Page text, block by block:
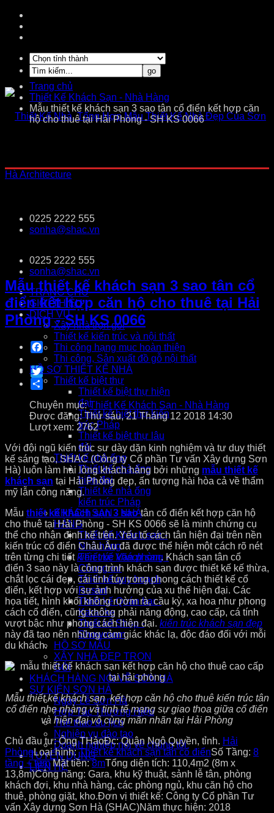
0225 2222 555
sonha@shac.vn
0225 2222 555
sonha@shac.vn
TRANG CHỦ
GIỚI THIỆU
DỊCH VỤ
Xây nhà trọn gói
Thiết kế kiến trúc và nội thất
Thi công hạng mục hoàn thiện
Thi công, Sản xuất đồ gỗ nội thất
HỒ SƠ THIẾT KẾ NHÀ
Thiết kế biệt thự
Thiết kế biệt thự hiện
đại
Thiết kế biệt thự kiến
trúc Pháp
Thiết kế biệt thự lâu
đài
Thiết kế nhà ống
Thiết kế nhà ống
hiện đại
Thiết kế nhà ống
kiến trúc Pháp
KHÁCH SẠN - NHÀ
HÀNG
Thiết kế Khách sạn -
Nhà hàng
Thiết kế Văn phòng -
Chung cư
Thiết kế quy hoạch
Resort
Thiết kế Quán bar -
Karaoke
Thiết kế Shop -
Showroom
HỒ SƠ MẪU
XÂY NHÀ ĐẸP TRỌN
GÓI
KHÁCH HÀNG NÓI VỀ SƠN HÀ
SỰ KIỆN SƠN HÀ
Ngày Lễ Sơn Hà
Hợp Tác Thương Hiệu
Thể thao du lịch
Nghiệp vụ đào tạo
Doanh nghiệp nói về chúng tôi
TUYỂN DỤNG
LIÊN HỆ
Trang chủ
Thiết Kế Khách Sạn - Nhà Hàng
Mẫu thiết kế khách sạn 3 sao tân cổ điển kết hợp căn
hộ cho thuê tại Hải Phòng - SH KS 0066
Mẫu thiết kế khách sạn 3 sao tân cổ
điển kết hợp căn hộ cho thuê tại Hải
Phòng - SH KS 0066
Facebook
Twitter
Share
Chuyên mục:Thiết Kế Khách Sạn - Nhà Hàng
Được đăng: Thứ sáu, 21 Tháng 12 2018 14:30
Lượt xem: 2762
Với đội ngũ kiến trúc sư dày dặn kinh nghiệm và tư duy thiết
kế sáng tạo, SHAC (Công ty Cổ phần Tư vấn Xây dựng Sơn
Hà) luôn làm hài lòng khách hàng bởi những mẫu thiết kế
khách sạn tại Hải Phòng đẹp, ấn tượng hài hòa cả về thẩm
mỹ lẫn công năng.
Mẫu thiết kế khách sạn 3 saotân cổ điển kết hợp căn hộ
cho thuê tại Hải Phòng - SH KS 0066 sẽ là minh chứng cụ
thể cho nhận định kể trên. Yếu tố cách tân hiện đại trên nền
kiến trúc cổ điển Châu Âu đã được thể hiện một cách rõ nét
trên từng chi tiếtkiến trúc khách sạn. Khách sạn tân cổ
điển 3 sao này là công trình khách sạn được thiết kế kế thừa,
chắt lọc cái đẹp, cái tinh túy trong phong cách thiết kế cổ
điển, kết hợp với sự ảnh hưởng của xu thế hiện đại. Các
họa tiết, hình khối không rườm rà, cầu kỳ, xa hoa như phong
cách cổ điển, cũng không phải năng động, cao cấp, cá tính
vượt bậc như phong cách hiện đại. kiến trúc khách sạn đẹp
này đã tạo nên những cảm giác khác lạ, độc đáo đối với mỗi
du khách.
Mẫu thiết kế khách sạn kết hợp căn hộ cho thuê kiến trúc tân
cổ điển nhẹ nhàng và tinh tế mang sự giao thoa giữa cổ điển
và hiện đại vô cùng mãn nhãn tại Hải Phòng
Chủ đầu tư: Ông THảoĐc: Quận Ngô Quyền, tỉnh. Hải
PhòngLoại hình:Thiết kế khách sạn tân cổ điểnSố Tầng: 8
tầng + tum Mặt tiền:8mTổng diện tích: 110,4m2 (8m x
13,8m)Công năng: Gara, khu kỹ thuật, sảnh lễ tân, phòng
khách đợi, khu nhà hàng, các phòng ngủ, khu căn hộ cho
thuê, phòng giặt, kho.Đơn vị thiết kế: Công ty Cổ phần Tư
vấn Xây dựng Sơn Hà (SHAC)Năm thực hiện: 2018